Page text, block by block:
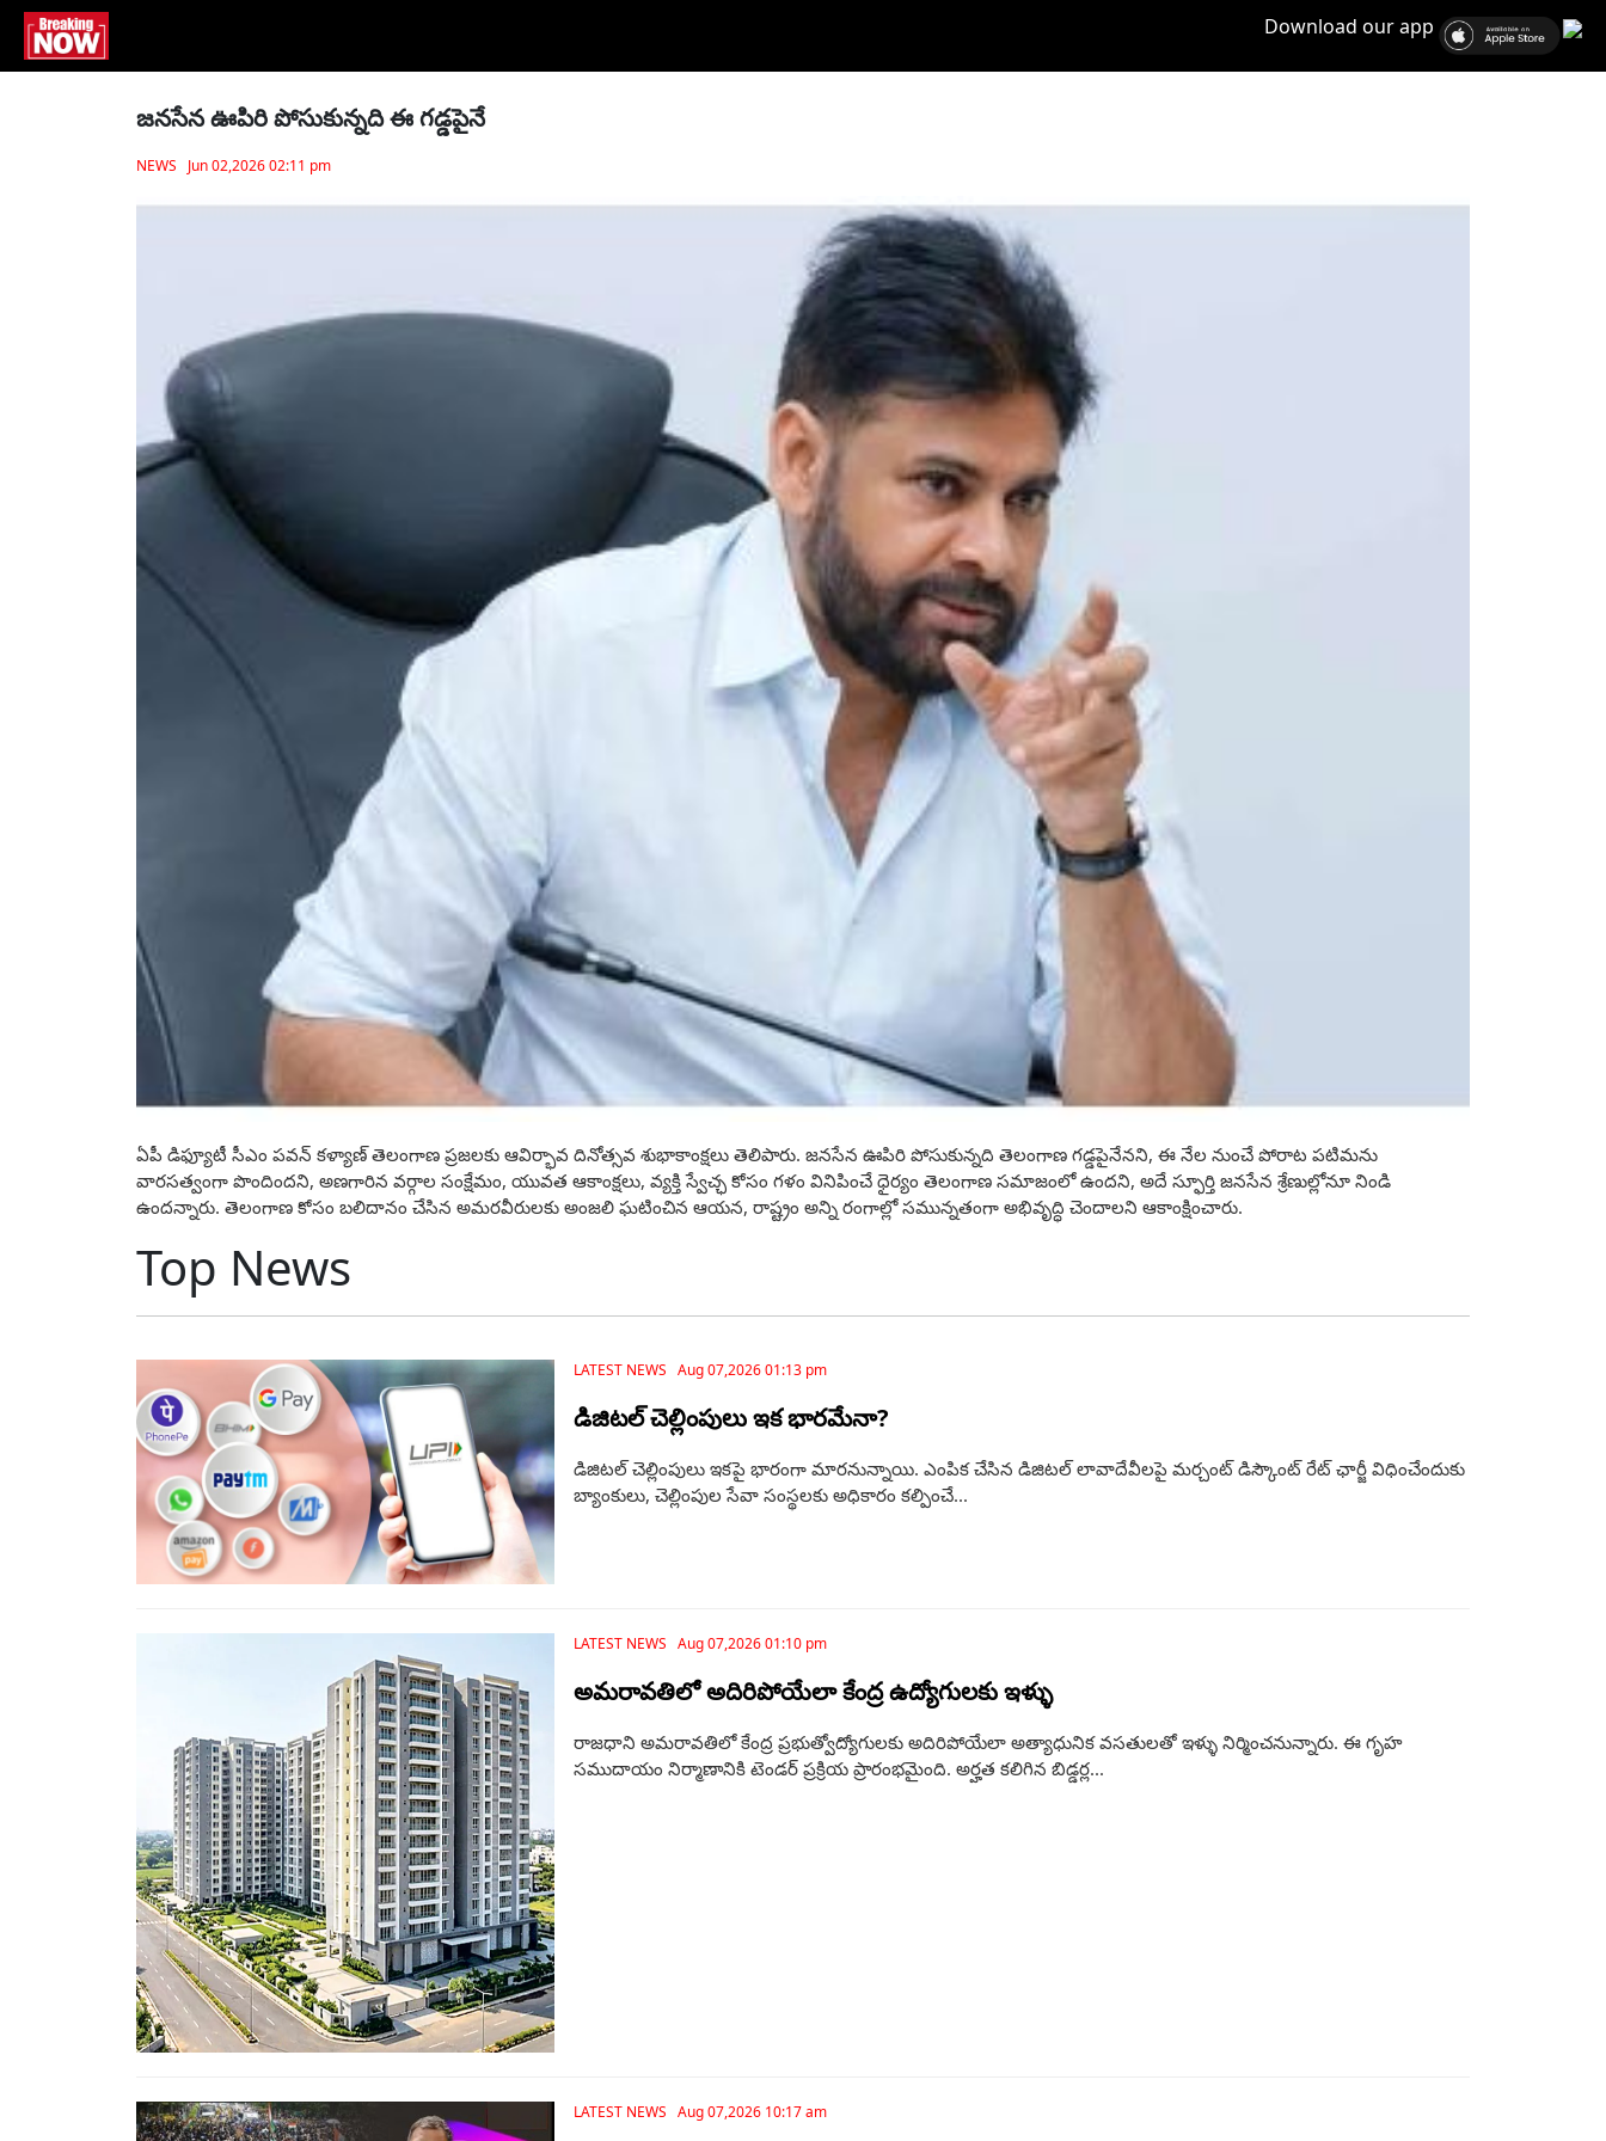
Download our app
జనసేన ఊపిరి పోసుకున్నది ఈ గడ్డపైనే
NEWS Jun 02,2026 02:11 pm
ఏపీ డిఫ్యూటీ సీఎం ప‌వ‌న్ క‌ళ్యాణ్‌ తెలంగాణ ప్రజలకు ఆవిర్భావ దినోత్సవ శుభాకాంక్షలు తెలిపారు. జనసేన ఊపిరి పోసుకున్నది తెలంగాణ గడ్డపైనేనని, ఈ నేల నుంచే పోరాట పటిమను
వారసత్వంగా పొందిందని, అణగారిన వర్గాల సంక్షేమం, యువత ఆకాంక్షలు, వ్యక్తి స్వేచ్ఛ కోసం గళం వినిపించే ధైర్యం తెలంగాణ సమాజంలో ఉందని, అదే స్ఫూర్తి జనసేన శ్రేణుల్లోనూ నిండి
ఉందన్నారు. తెలంగాణ కోసం బలిదానం చేసిన అమరవీరులకు అంజలి ఘటించిన ఆయన, రాష్ట్రం అన్ని రంగాల్లో సమున్నతంగా అభివృద్ధి చెందాలని ఆకాంక్షించారు.
Top News
LATEST NEWS Aug 07,2026 01:13 pm
డిజిటల్ చెల్లింపులు ఇక భారమేనా?
డిజిటల్ చెల్లింపులు ఇకపై భారంగా మారనున్నాయి. ఎంపిక చేసిన డిజిటల్‌ లావాదేవీలపై మర్చంట్‌ డిస్కౌంట్‌ రేట్‌ ఛార్జీ విధించేందుకు
బ్యాంకులు, చెల్లింపుల సేవా సంస్థలకు అధికారం కల్పించే...
LATEST NEWS Aug 07,2026 01:10 pm
అమరావతిలో అదిరిపోయేలా కేంద్ర ఉద్యోగులకు ఇళ్ళు
రాజధాని అమరావతిలో కేంద్ర ప్రభుత్వోద్యోగులకు అదిరిపోయేలా అత్యాధునిక వసతులతో ఇళ్ళు నిర్మించనున్నారు. ఈ గృహ
సముదాయం నిర్మాణానికి టెండర్‌ ప్రక్రియ ప్రారంభమైంది. అర్హత కలిగిన బిడ్డర్ల...
LATEST NEWS Aug 07,2026 10:17 am